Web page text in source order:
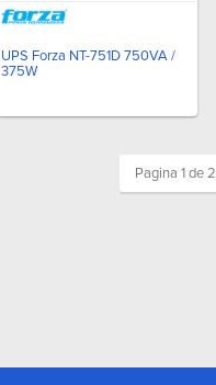
UPS Forza NT-751D 750VA /
375W
Pagina 1 de 2